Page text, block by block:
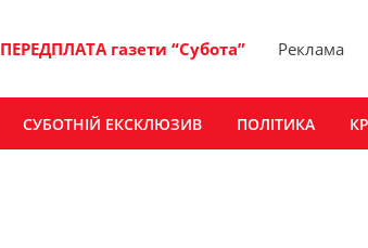
ПЕРЕДПЛАТА газети “Субота” Реклама
СУБОТНІЙ ЕКСКЛЮЗИВ ПОЛІТИКА